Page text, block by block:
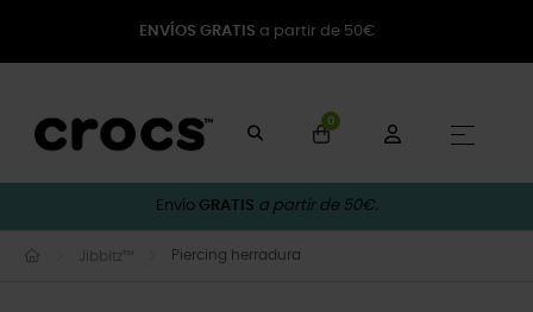
ENVÍOS GRATIS a partir de 50€
0
☰
Envío GRATIS a partir de 50€.
Jibbitz™ Piercing herradura